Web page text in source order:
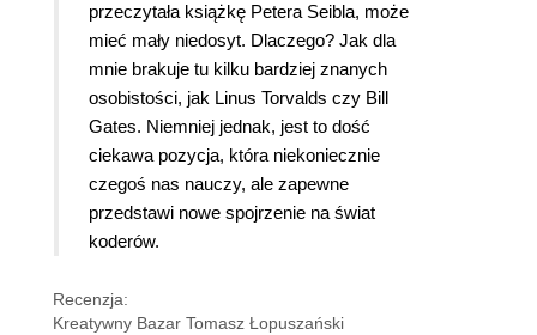
przeczytała książkę Petera Seibla, może
mieć mały niedosyt. Dlaczego? Jak dla
mnie brakuje tu kilku bardziej znanych
osobistości, jak Linus Torvalds czy Bill
Gates. Niemniej jednak, jest to dość
ciekawa pozycja, która niekoniecznie
czegoś nas nauczy, ale zapewne
przedstawi nowe spojrzenie na świat
koderów.
Recenzja:
Kreatywny Bazar Tomasz Łopuszański